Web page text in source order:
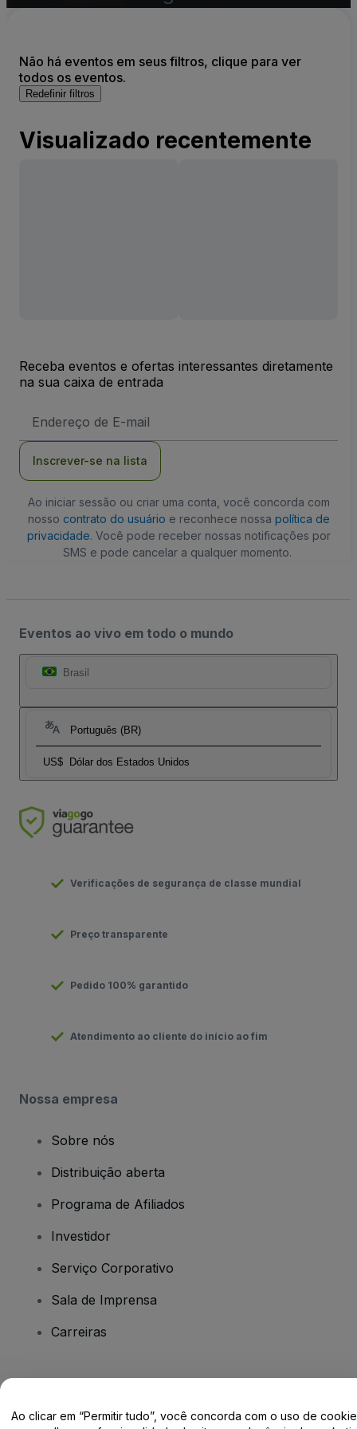
Não há eventos em seus filtros, clique para ver
todos os eventos.
Redefinir filtros
Visualizado recentemente
Receba eventos e ofertas interessantes diretamente
na sua caixa de entrada
de
Inscrever-se na lista
Ao iniciar sessão ou criar uma conta, você concorda com
nosso contrato do usuário e reconhece nossa política de
privacidade. Você pode receber nossas notificações por
SMS e pode cancelar a qualquer momento.
Eventos ao vivo em todo o mundo
Brasil
Português (BR)
US$ Dólar dos Estados Unidos
Verificações de segurança de classe mundial
Preço transparente
Pedido 100% garantido
Atendimento ao cliente do início ao fim
Nossa empresa
Sobre nós
Distribuição aberta
Programa de Afiliados
Investidor
Serviço Corporativo
Sala de Imprensa
Carreiras
Ao clicar em “Permitir tudo”, você concorda com o uso de